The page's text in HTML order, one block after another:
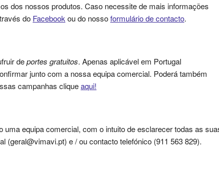
dos nossos produtos. Caso necessite de mais informações
do Facebookou do nossoformulário de contacto.
deportes gratuitos. Apenas aplicável em Portugal
junto com a nossa equipa comercial. Poderá também
campanhas cliqueaqui!
equipa comercial, com o intuito de esclarecer todas as
e / ou contacto telefónico (911 563 829).